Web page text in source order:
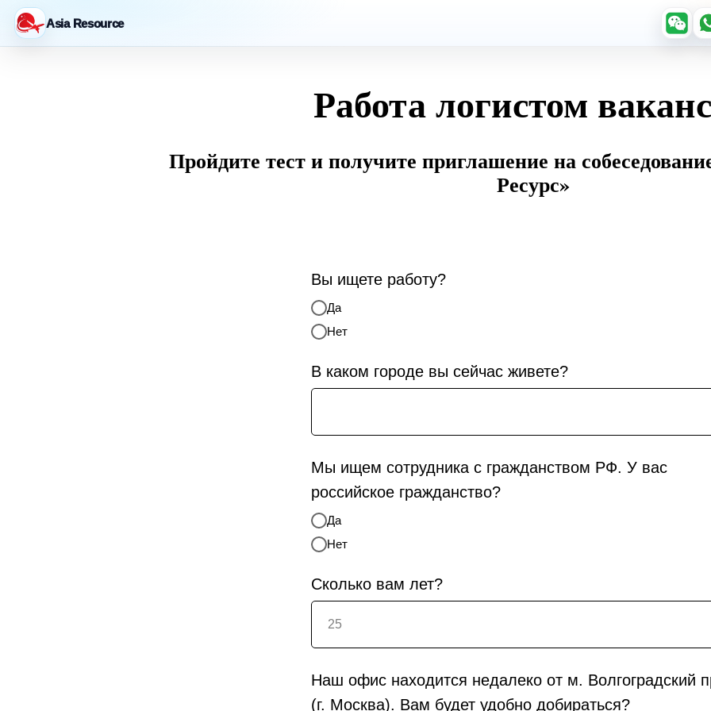
Asia Resource
Работа логистом
Пройдите тест и получите приглашение на
Ресурс»
Вы ищете работу?
Да
Нет
В каком городе вы сейчас живете?
Мы ищем сотрудника с гражданством РФ. У вас
российское гражданство?
Да
Нет
Сколько вам лет?
Наш офис находится недалеко от м. Волгоградский
(г. Москва). Вам будет удобно добираться?